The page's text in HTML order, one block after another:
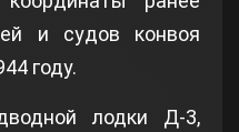
и судов конвоя
году.
лодки Д-3,